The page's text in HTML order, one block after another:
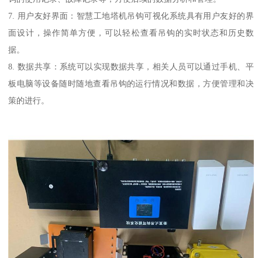
7. 用户友好界面：智慧工地塔机吊钩可视化系统具有用户友好的界
面设计，操作简单方便，可以轻松查看吊钩的实时状态和历史数
据。
8. 数据共享：系统可以实现数据共享，相关人员可以通过手机、平
板电脑等设备随时随地查看吊钩的运行情况和数据，方便管理和决
策的进行。